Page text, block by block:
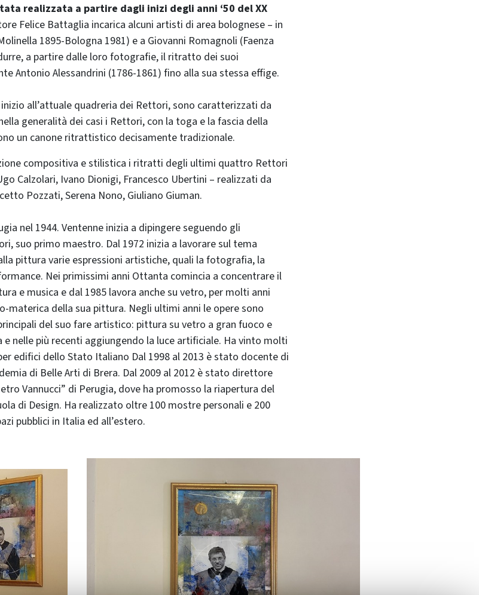
realizzata a partire dagli inizi degli anni ‘50 del XX
Felice Battaglia incarica alcuni artisti di area bolognese – in
1895-Bologna 1981) e a Giovanni Romagnoli (Faenza
a partire dalle loro fotografie, il ritratto dei suoi
Antonio Alessandrini (1786-1861) fino alla sua stessa effige.
all’attuale quadreria dei Rettori, sono caratterizzati da
generalità dei casi i Rettori, con la toga e la fascia della
un canone ritrattistico decisamente tradizionale.
compositiva e stilistica i ritratti degli ultimi quattro Rettori
Calzolari, Ivano Dionigi, Francesco Ubertini – realizzati da
Pozzati, Serena Nono, Giuliano Giuman.
nel 1944. Ventenne inizia a dipingere seguendo gli
suo primo maestro. Dal 1972 inizia a lavorare sul tema
pittura varie espressioni artistiche, quali la fotografia, la
Nei primissimi anni Ottanta comincia a concentrare il
e musica e dal 1985 lavora anche su vetro, per molti anni
materica della sua pittura. Negli ultimi anni le opere sono
del suo fare artistico: pittura su vetro a gran fuoco e
nelle più recenti aggiungendo la luce artificiale. Ha vinto molti
edifici dello Stato Italiano Dal 1998 al 2013 è stato docente di
di Belle Arti di Brera. Dal 2009 al 2012 è stato direttore
Vannucci” di Perugia, dove ha promosso la riapertura del
di Design. Ha realizzato oltre 100 mostre personali e 200
pubblici in Italia ed all’estero.